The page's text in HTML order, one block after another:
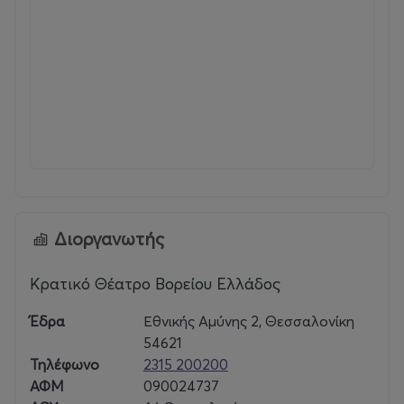
Πώς δημιουργείται μια παράσταση;
Πώς ένα τραγούδι, ένα κοστούμι, μια δέσμη φωτός
πλέκουν το νήμα μιας ιστορίας;
Ποιοι είναι οι αθέατοι πρωταγωνιστές των
παρασκηνίων; Τι δουλειά κάνει ο ηχολήπτης, ο
Διοργανωτής
Κρατικό Θέατρο Βορείου Ελλάδος
Έδρα
Εθνικής Αμύνης 2, Θεσσαλονίκη
54621
Τηλέφωνο
2315 200200
ΑΦΜ
090024737